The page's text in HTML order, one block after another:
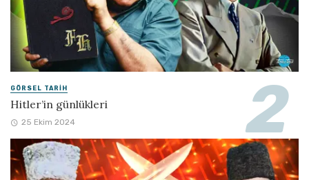
GÖRSEL TARIH
Hitler’in günlükleri
25 Ekim 2024